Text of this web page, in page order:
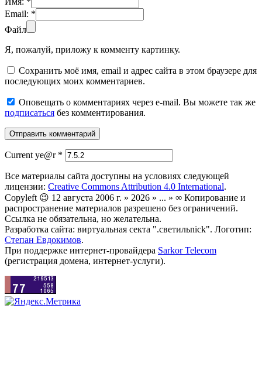
Email: *
Файл
Я, пожалуй, приложу к комменту картинку.
Сохранить моё имя, email и адрес сайта в этом браузере для
последующих моих комментариев.
Оповещать о комментариях через e-mail. Вы можете так же
подписаться без комментирования.
Current ye@r *
Все материалы сайта доступны на условиях следующей
лицензии: Creative Commons Attribution 4.0 International.
Copyleft 😉 12 августа 2006 г. » 2026 » ... » ∞ Копирование и
распространение материалов разрешено без ограничений.
Ссылка не обязательна, но желательна.
Разработка сайта: виртуальная секта ".светильnick". Логотип:
Степан Евдокимов.
При поддержке интернет-провайдера Sarkor Telecom
(регистрация домена, интернет-услуги).